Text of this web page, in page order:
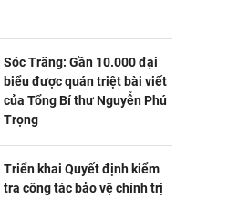
Sóc Trăng: Gần 10.000 đại
biểu được quán triệt bài viết
của Tổng Bí thư Nguyễn Phú
Trọng
Triển khai Quyết định kiểm
tra công tác bảo vệ chính trị